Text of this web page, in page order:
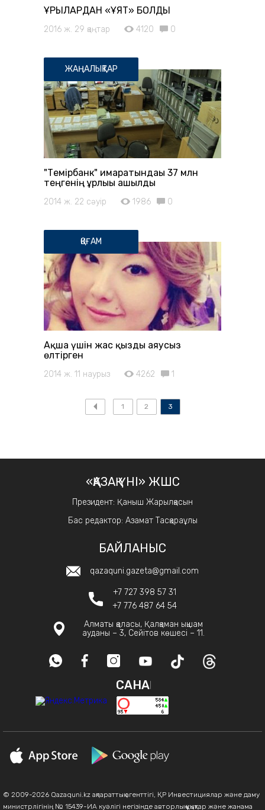
ҰРЫЛАРДАН «ҰЯТ» БОЛДЫ
2016 ж. 29 қаңтар 4120 0
ЖАҢАЛЫҚТАР
"Темірбанк" ғимаратындағы 37 млн
теңгенің ұрлығы ашылды
2014 ж. 22 сәуір 1986 0
ҚОҒАМ
Ақша үшін жас қызды аяусыз
өлтірген
2014 ж. 11 наурыз 4262 1
1 2 3
«ҚАЗАҚ ҮНІ» ЖШС
Президент: Қаныш Жарылқасын
Бас редактор: Азамат Тасқараұлы
БАЙЛАНЫС
qazaquni.gazeta@gmail.com
+7 727 398 57 31
+7 776 487 64 54
Алматы қаласы, Қалқаман ықшам
ауданы – 3, Сейітов көшесі – 11.
САНАҚ
© 2009-2026 Qazaquni.kz ақпараттық агенттігі, ҚР Инвестициялар және даму
министрлігінің № 15439-ИА куәлігі негізінде авторлық құқықтар және жанама